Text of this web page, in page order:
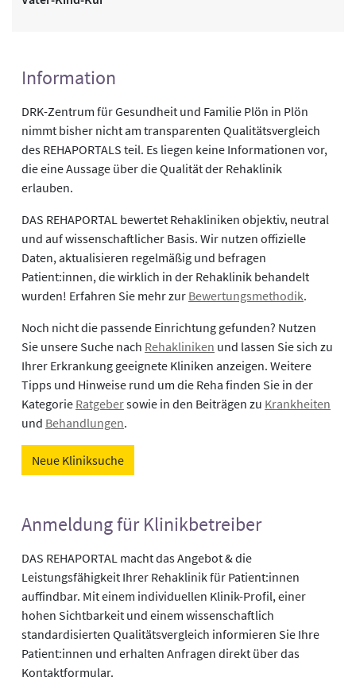
Information
DRK-Zentrum für Gesundheit und Familie Plön in Plön
nimmt bisher nicht am transparenten Qualitätsvergleich
des REHAPORTALS teil. Es liegen keine Informationen vor,
die eine Aussage über die Qualität der Rehaklinik
erlauben.
DAS REHAPORTAL bewertet Rehakliniken objektiv, neutral
und auf wissenschaftlicher Basis. Wir nutzen offizielle
Daten, aktualisieren regelmäßig und befragen
Patient:innen, die wirklich in der Rehaklinik behandelt
wurden! Erfahren Sie mehr zur Bewertungsmethodik.
Noch nicht die passende Einrichtung gefunden? Nutzen
Sie unsere Suche nach Rehakliniken und lassen Sie sich zu
Ihrer Erkrankung geeignete Kliniken anzeigen. Weitere
Tipps und Hinweise rund um die Reha finden Sie in der
Kategorie Ratgebersowie in den Beiträgen zu Krankheiten
und Behandlungen.
Neue Kliniksuche
Anmeldung für Klinikbetreiber
DAS REHAPORTAL macht das Angebot & die
Leistungsfähigkeit Ihrer Rehaklinik für Patient:innen
auffindbar. Mit einem individuellen Klinik-Profil, einer
hohen Sichtbarkeit und einem wissenschaftlich
standardisierten Qualitätsvergleich informieren Sie Ihre
Patient:innen und erhalten Anfragen direkt über das
Kontaktformular.